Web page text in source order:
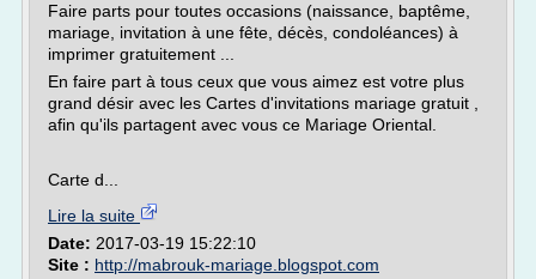
Faire parts pour toutes occasions (naissance, baptême,
mariage, invitation à une fête, décès, condoléances) à
imprimer gratuitement ...
En faire part à tous ceux que vous aimez est votre plus
grand désir avec les Cartes d'invitations mariage gratuit ,
afin qu'ils partagent avec vous ce Mariage Oriental.
Carte d...
Lire la suite
Date: 2017-03-19 15:22:10
Site : http://mabrouk-mariage.blogspot.com